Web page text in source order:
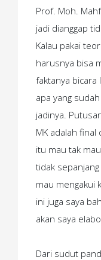
Prof. Moh.
jadi dianggap
Kalau pakai
harusnya bisa
faktanya bicara
apa yang
jadinya.
MK adalah
itu mau tak
tidak
mau mengakui
ini juga saya
akan saya
Dari sudut